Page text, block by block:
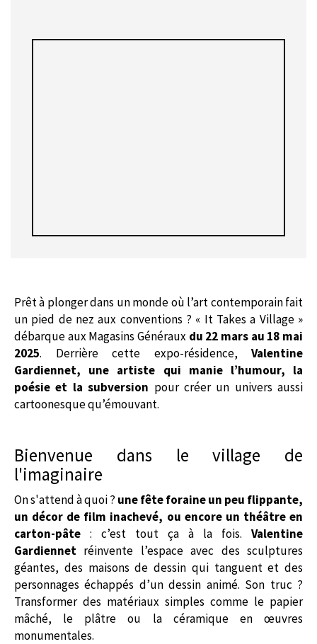
Prêt à plonger dans un monde où l’art contemporain fait
un pied de nez aux conventions ? « It Takes a Village »
débarque aux Magasins Généraux du 22 mars au 18 mai
2025. Derrière cette expo-résidence, Valentine
Gardiennet, une artiste qui manie l’humour, la
poésie et la subversion pour créer un univers aussi
cartoonesque qu’émouvant.
Bienvenue dans le village de
l'imaginaire
On s'attend à quoi ? une fête foraine un peu flippante,
un décor de film inachevé, ou encore un théâtre en
carton-pâte : c’est tout ça à la fois. Valentine
Gardiennet réinvente l’espace avec des sculptures
géantes, des maisons de dessin qui tanguent et des
personnages échappés d’un dessin animé. Son truc ?
Transformer des matériaux simples comme le papier
mâché, le plâtre ou la céramique en œuvres
monumentales.